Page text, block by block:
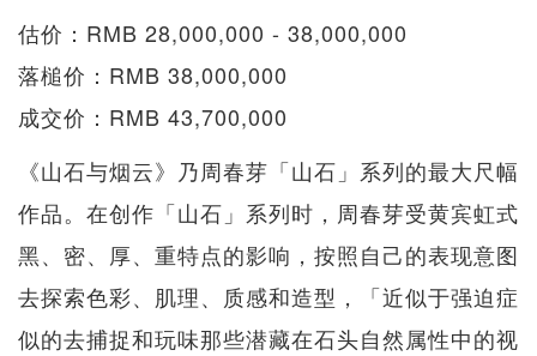
估价：RMB 28,000,000 - 38,000,000
落槌价：RMB 38,000,000
成交价：RMB 43,700,000
《山石与烟云》乃周春芽「山石」系列的最大尺幅
作品。在创作「山石」系列时，周春芽受黄宾虹式
黑、密、厚、重特点的影响，按照自己的表现意图
去探索色彩、肌理、质感和造型，「近似于强迫症
似的去捕捉和玩味那些潜藏在石头自然属性中的视